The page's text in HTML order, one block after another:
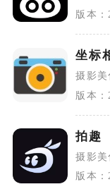
版本
坐标
摄影美
版本
拍趣
摄影美
版本